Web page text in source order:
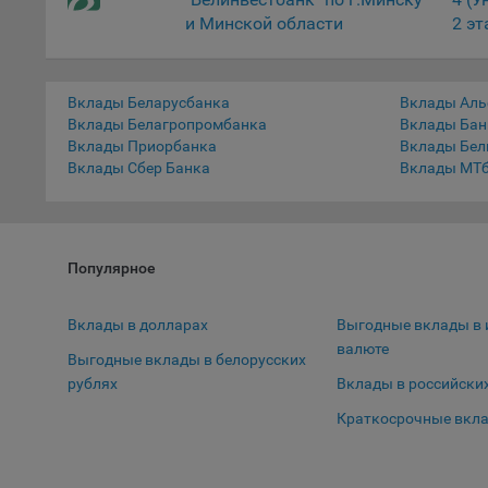
и Минской области
2
Вклады Беларусбанка
Вклады Белагропромбанка
Вклады Приорбанка
Вклады Сбер Банка
Вклады
Вклады
Вклады
Вклады
Популярное
Вклады в долларах
Выгодные вклады в белорусских
рублях
Выгодные вклады в
валюте
Вклады в
Краткосрочные